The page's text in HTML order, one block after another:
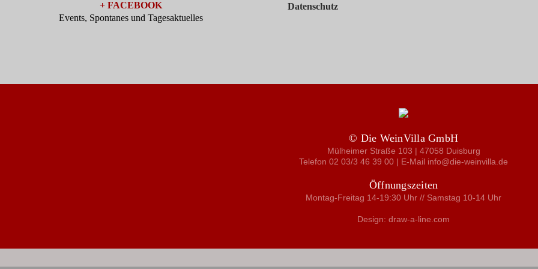
+ FACEBOOK
Events, Spontanes und Tagesaktuelles
Datenschutz
© Die WeinVilla GmbH
Mülheimer Straße 103 | 47058 Duisburg
Telefon 02 03/3 46 39 00 | E-Mail info@die-weinvilla.de
Öffnungszeiten
Montag-Freitag 14-19:30 Uhr // Samstag 10-14 Uhr
Design: draw-a-line.com